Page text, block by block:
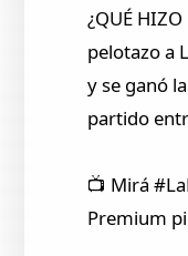
¿QUÉ
pelotazo a
y se ganó
partido
📺 Mirá
Premium